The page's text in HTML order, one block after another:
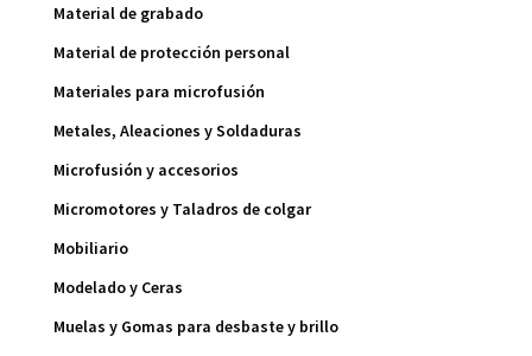
Material de grabado
Material de protección personal
Materiales para microfusión
Metales, Aleaciones y Soldaduras
Microfusión y accesorios
Micromotores y Taladros de colgar
Mobiliario
Modelado y Ceras
Muelas y Gomas para desbaste y brillo